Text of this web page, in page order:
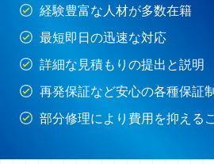
経験豊富な人材が多数在籍
最短即日の迅速な対応
詳細な見積もりの提出と説明
再発保証など安心の各種保証
部分修理により費用を抑える